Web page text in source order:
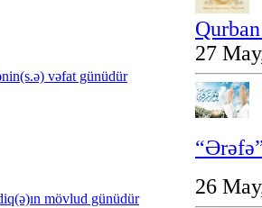
vəfat günüdür
mövlud günüdür
27
26